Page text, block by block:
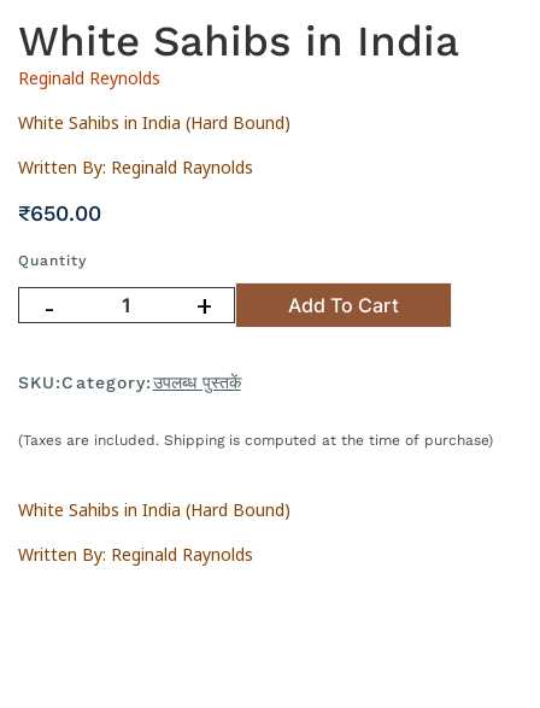
White Sahibs in India
Reginald Reynolds
White Sahibs in India (Hard Bound)
Written By: Reginald Raynolds
₹650.00
Quantity
- + Add To Cart
SKU:Category:उपलब्ध पुस्तकें
(Taxes are included. Shipping is computed at the time of purchase)
White Sahibs in India (Hard Bound)
Written By: Reginald Raynolds